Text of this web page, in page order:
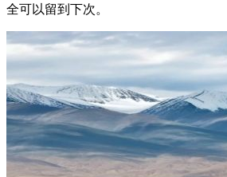
全可以留到下次。